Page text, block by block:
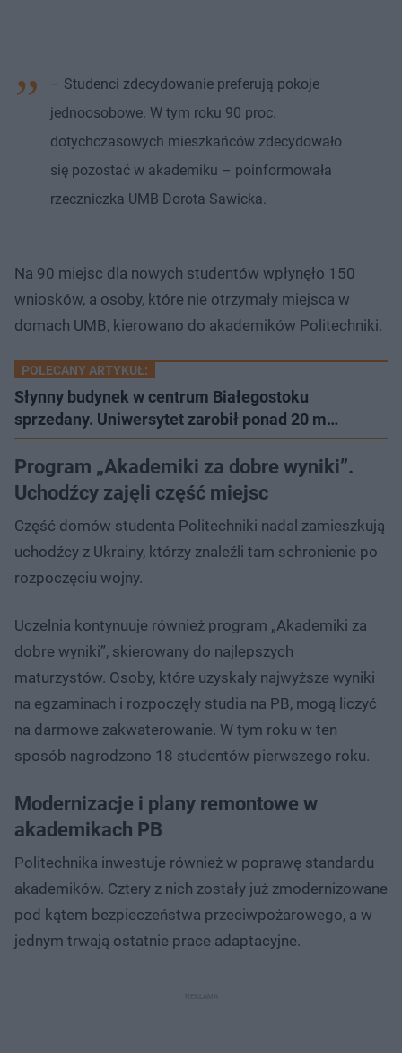
– Studenci zdecydowanie preferują pokoje
jednoosobowe. W tym roku 90 proc.
dotychczasowych mieszkańców zdecydowało
się pozostać w akademiku – poinformowała
rzeczniczka UMB Dorota Sawicka.
Na 90 miejsc dla nowych studentów wpłynęło 150
wniosków, a osoby, które nie otrzymały miejsca w
domach UMB, kierowano do akademików Politechniki.
POLECANY ARTYKUŁ:
Słynny budynek w centrum Białegostoku
sprzedany. Uniwersytet zarobił ponad 20 m…
Program „Akademiki za dobre wyniki”.
Uchodźcy zajęli część miejsc
Część domów studenta Politechniki nadal zamieszkują
uchodźcy z Ukrainy, którzy znaleźli tam schronienie po
rozpoczęciu wojny.
Uczelnia kontynuuje również program „Akademiki za
dobre wyniki”, skierowany do najlepszych
maturzystów. Osoby, które uzyskały najwyższe wyniki
na egzaminach i rozpoczęły studia na PB, mogą liczyć
na darmowe zakwaterowanie. W tym roku w ten
sposób nagrodzono 18 studentów pierwszego roku.
Modernizacje i plany remontowe w
akademikach PB
Politechnika inwestuje również w poprawę standardu
akademików. Cztery z nich zostały już zmodernizowane
pod kątem bezpieczeństwa przeciwpożarowego, a w
jednym trwają ostatnie prace adaptacyjne.